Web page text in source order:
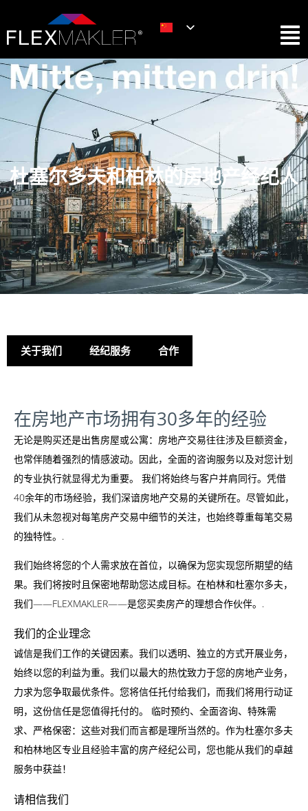
杜塞尔多夫和柏林的房地产经纪人
关于我们 经纪服务 合作
在房地产市场拥有30多年的经验
无论是购买还是出售房屋或公寓：房地产交易往往涉及巨额资金，
也常伴随着强烈的情感波动。因此，全面的咨询服务以及对您计划
的专业执行就显得尤为重要。 我们将始终与客户并肩同行。凭借
40余年的市场经验，我们深谙房地产交易的关键所在。尽管如此，
我们从未忽视对每笔房产交易中细节的关注，也始终尊重每笔交易
的独特性。.
我们始终将您的个人需求放在首位，以确保为您实现您所期望的结
果。我们将按时且保密地帮助您达成目标。在柏林和杜塞尔多夫，
我们——FLEXMAKLER——是您买卖房产的理想合作伙伴。.
我们的企业理念
诚信是我们工作的关键因素。我们以透明、独立的方式开展业务，
始终以您的利益为重。我们以最大的热忱致力于您的房地产业务，
力求为您争取最优条件。您将信任托付给我们，而我们将用行动证
明，这份信任是您值得托付的。 临时预约、全面咨询、特殊需
求、严格保密：这些对我们而言都是理所当然的。作为杜塞尔多夫
和柏林地区专业且经验丰富的房产经纪公司，您也能从我们的卓越
服务中获益！
请相信我们